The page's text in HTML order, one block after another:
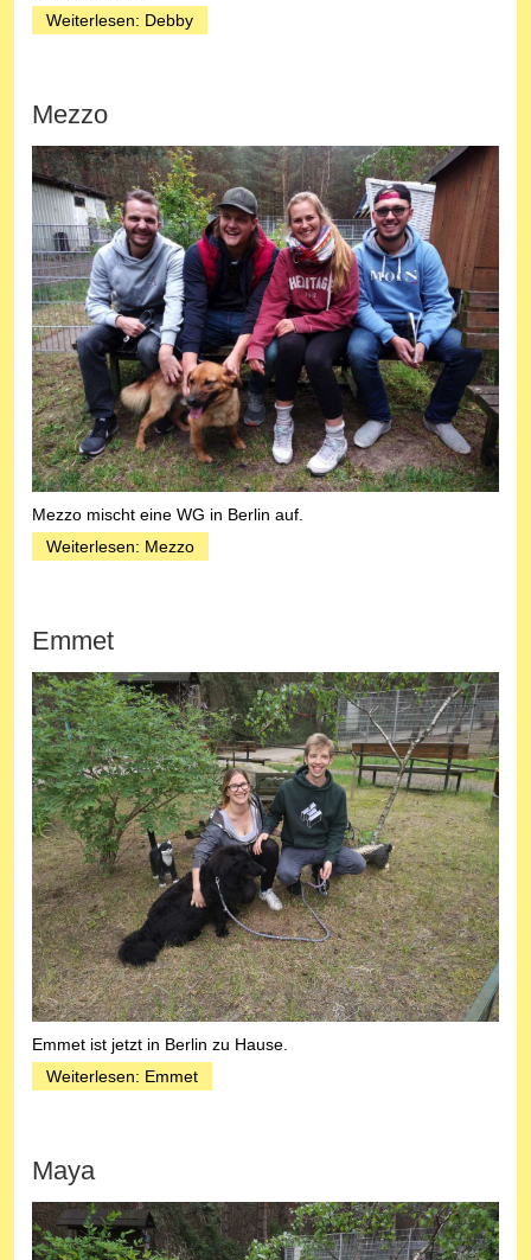
Weiterlesen: Debby
Mezzo
Mezzo mischt eine WG in Berlin auf.
Weiterlesen: Mezzo
Emmet
Emmet ist jetzt in Berlin zu Hause.
Weiterlesen: Emmet
Maya